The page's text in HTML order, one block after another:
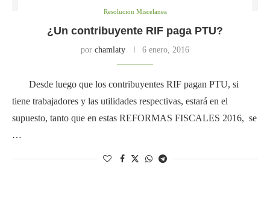
Resolucion Miscelanea
¿Un contribuyente RIF paga PTU?
por chamlaty 6 enero, 2016
Desde luego que los contribuyentes RIF pagan PTU, si
tiene trabajadores y las utilidades respectivas, estará en el
supuesto, tanto que en estas REFORMAS FISCALES 2016, se
…